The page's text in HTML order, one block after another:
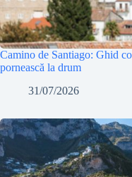
Camino de Santiago: Ghid
pornească la drum
31/07/2026